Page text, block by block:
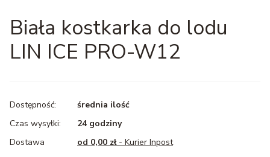
Biała kostkarka do lodu
LIN ICE PRO-W12
Dostępność:
średnia ilość
Czas wysyłki:
24 godziny
Dostawa
od 0,00 zł - Kurier Inpost